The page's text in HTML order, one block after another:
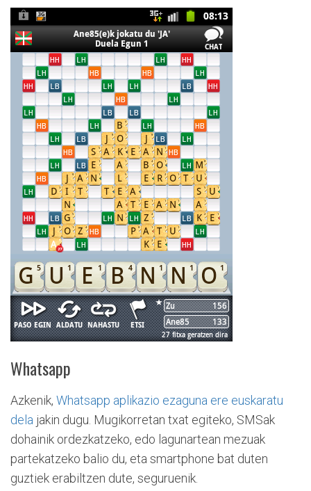
Whatsapp
Azkenik, Whatsapp aplikazio ezaguna ere euskaratu
dela jakin dugu. Mugikorretan txat egiteko, SMSak
dohainik ordezkatzeko, edo lagunartean mezuak
partekatzeko balio du, eta smartphone bat duten
guztiek erabiltzen dute, seguruenik.